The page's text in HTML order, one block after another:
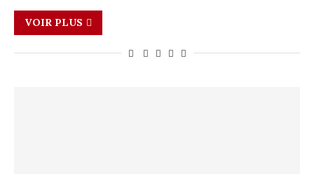
VOIR PLUS